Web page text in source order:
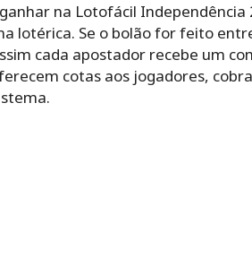
na Lotofácil
lotérica. Se o bolão for feito
cada apostador recebe um
cotas aos jogadores,